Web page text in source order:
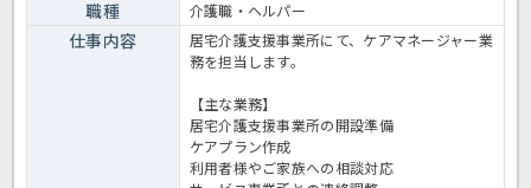
職種 介護職・ヘルパー
仕事内容
居宅介護支援事業所にて、ケアマネージャー業
務を担当します。
【主な業務】
居宅介護支援事業所の開設準備
ケアプラン作成
利用者様やご家族への相談対応